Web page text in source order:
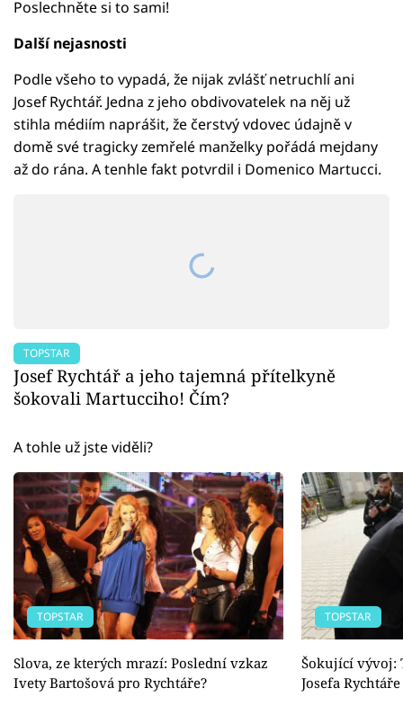
Poslechněte si to sami!
Další nejasnosti
Podle všeho to vypadá, že nijak zvlášť netruchlí ani
Josef Rychtář. Jedna z jeho obdivovatelek na něj už
stihla médiím naprášit, že čerstvý vdovec údajně v
domě své tragicky zemřelé manželky pořádá mejdany
až do rána. A tenhle fakt potvrdil i Domenico Martucci.
TOPSTAR
Josef Rychtář a jeho tajemná přítelkyně
šokovali Martucciho! Čím?
A tohle už jste viděli?
TOPSTAR
Slova, ze kterých mrazí: Poslední vzkaz
Ivety Bartošová pro Rychtáře?
TOPSTAR
Šokující vývoj:
Josefa